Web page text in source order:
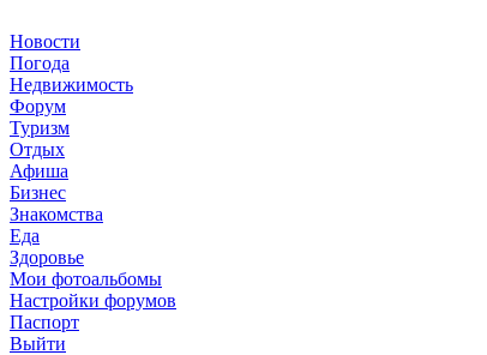
Новости
Погода
Недвижимость
Форум
Туризм
Отдых
Афиша
Бизнес
Знакомства
Еда
Здоровье
Мои фотоальбомы
Настройки форумов
Паспорт
Выйти